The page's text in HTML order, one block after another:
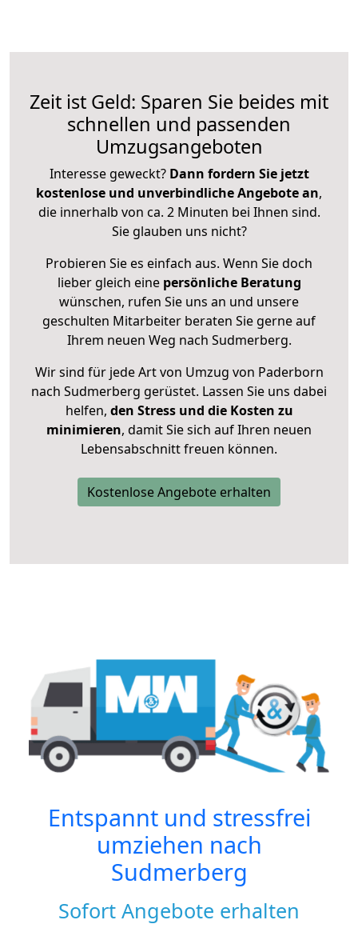
Zeit ist Geld: Sparen Sie beides mit
schnellen und passenden
Umzugsangeboten
Interesse geweckt? Dann fordern Sie jetzt
kostenlose und unverbindliche Angebote an,
die innerhalb von ca. 2 Minuten bei Ihnen sind.
Sie glauben uns nicht?
Probieren Sie es einfach aus. Wenn Sie doch
lieber gleich eine persönliche Beratung
wünschen, rufen Sie uns an und unsere
geschulten Mitarbeiter beraten Sie gerne auf
Ihrem neuen Weg nach Sudmerberg.
Wir sind für jede Art von Umzug von Paderborn
nach Sudmerberg gerüstet. Lassen Sie uns dabei
helfen, den Stress und die Kosten zu
minimieren, damit Sie sich auf Ihren neuen
Lebensabschnitt freuen können.
Kostenlose Angebote erhalten
Entspannt und stressfrei
umziehen nach
Sudmerberg
Sofort Angebote erhalten